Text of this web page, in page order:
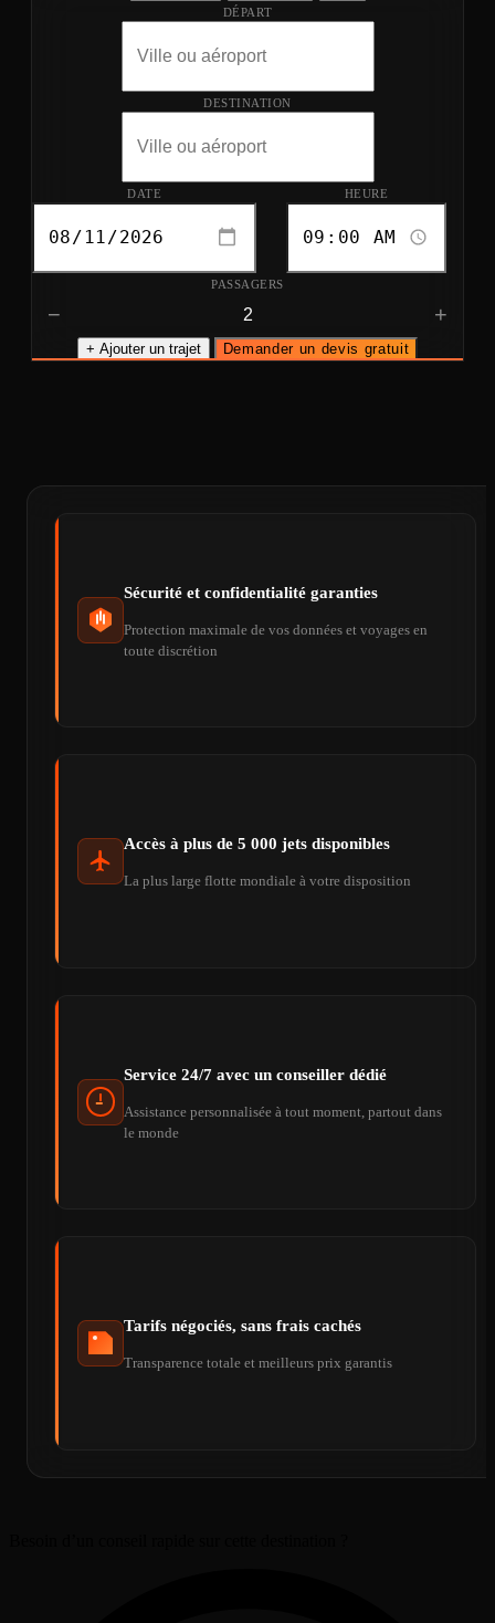
DÉPART
DESTINATION
DATE HEURE
PASSAGERS
− +
+ Ajouter un trajet Demander un devis gratuit
Sécurité et confidentialité garanties
Protection maximale de vos données et voyages en
toute discrétion
Accès à plus de 5 000 jets disponibles
La plus large flotte mondiale à votre disposition
Service 24/7 avec un conseiller dédié
Assistance personnalisée à tout moment, partout dans
le monde
Tarifs négociés, sans frais cachés
Transparence totale et meilleurs prix garantis